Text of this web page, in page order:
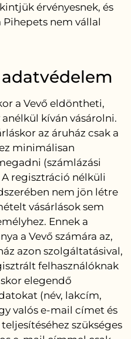
érvényesnek, és
nem vállal
a Vevő eldöntheti,
kíván vásárolni.
az áruház csak a
minimálisan
(számlázási
regisztráció nélküli
nem jön létre
vásárlások sem
Ennek a
a Vevő számára az,
azon szolgáltatásival,
felhasználóknak
elegendő
(név, lakcím,
valós e-mail címet és
szükséges